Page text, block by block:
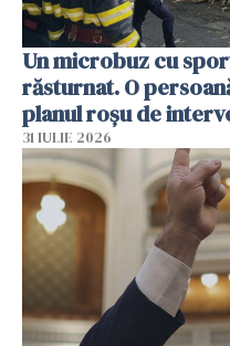
Un microbuz cu
răsturnat. O
planul roșu de
31 IULIE 2026